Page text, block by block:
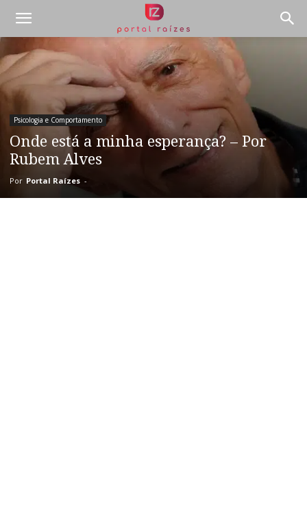
Psicologia e Comportamento
Onde está a minha esperança? – Por
Rubem Alves
Por Portal Raízes -